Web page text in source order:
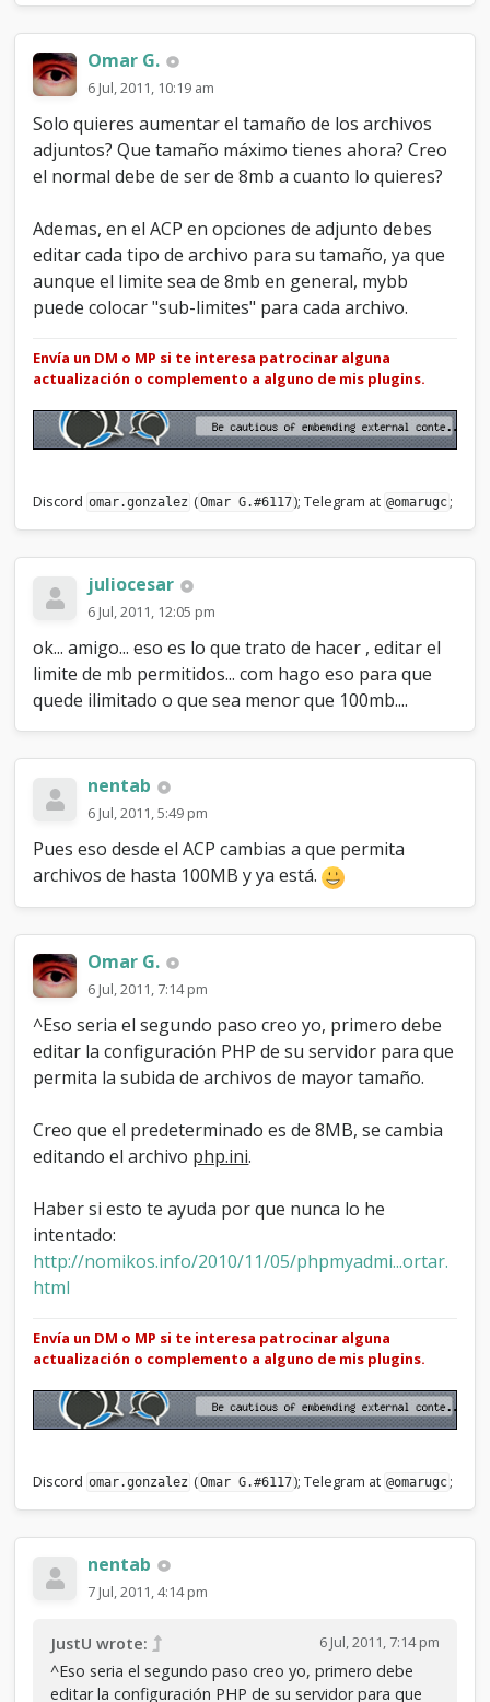
Omar G.
6 Jul, 2011, 10:19 am
Solo quieres aumentar el tamaño de los archivos
adjuntos? Que tamaño máximo tienes ahora? Creo
el normal debe de ser de 8mb a cuanto lo quieres?
Ademas, en el ACP en opciones de adjunto debes
editar cada tipo de archivo para su tamaño, ya que
aunque el limite sea de 8mb en general, mybb
puede colocar "sub-limites" para cada archivo.
Envía un DM o MP si te interesa patrocinar alguna
actualización o complemento a alguno de mis plugins.
Discord omar.gonzalez (Omar G.#6117); Telegram at @omarugc ;
juliocesar
6 Jul, 2011, 12:05 pm
ok... amigo... eso es lo que trato de hacer , editar el
limite de mb permitidos... com hago eso para que
quede ilimitado o que sea menor que 100mb....
nentab
6 Jul, 2011, 5:49 pm
Pues eso desde el ACP cambias a que permita
archivos de hasta 100MB y ya está.
Omar G.
6 Jul, 2011, 7:14 pm
^Eso seria el segundo paso creo yo, primero debe
editar la configuración PHP de su servidor para que
permita la subida de archivos de mayor tamaño.
Creo que el predeterminado es de 8MB, se cambia
editando el archivo php.ini.
Haber si esto te ayuda por que nunca lo he
intentado:
http://nomikos.info/2010/11/05/phpmyadmi...ortar.
html
Envía un DM o MP si te interesa patrocinar alguna
actualización o complemento a alguno de mis plugins.
Discord omar.gonzalez (Omar G.#6117); Telegram at @omarugc ;
nentab
7 Jul, 2011, 4:14 pm
6 Jul, 2011, 7:14 pm
JustU wrote:
^Eso seria el segundo paso creo yo, primero debe
editar la configuración PHP de su servidor para que